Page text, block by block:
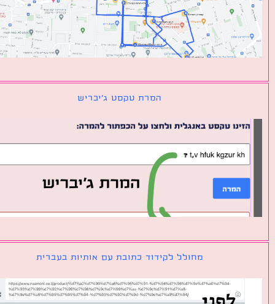
המרת טקסט ג׳יבריש
מחולל לקידוד כתובת עם אותיות בעברית